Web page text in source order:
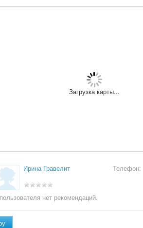
Загрузка карты...
Ирина Гравелит Телефон:
нет рекомендаций.